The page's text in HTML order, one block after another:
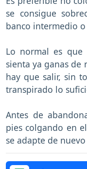
se consigue
banco intermedio
Lo normal es
sienta ya ganas de
hay que salir, sin
transpirado lo
Antes de
pies colgando en
se adapte de